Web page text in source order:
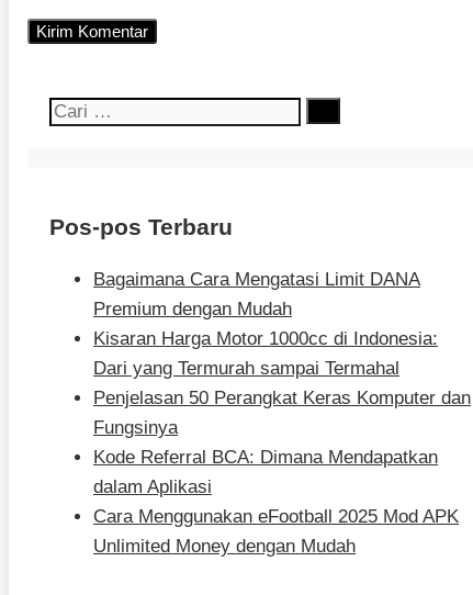
Cari
Pos-pos Terbaru
Bagaimana Cara Mengatasi Limit DANA
Premium dengan Mudah
Kisaran Harga Motor 1000cc di Indonesia:
Dari yang Termurah sampai Termahal
Penjelasan 50 Perangkat Keras Komputer dan
Fungsinya
Kode Referral BCA: Dimana Mendapatkan
dalam Aplikasi
Cara Menggunakan eFootball 2025 Mod APK
Unlimited Money dengan Mudah